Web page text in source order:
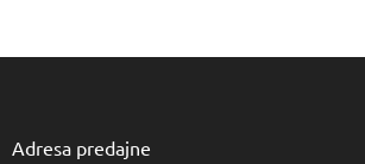
Adresa predajne